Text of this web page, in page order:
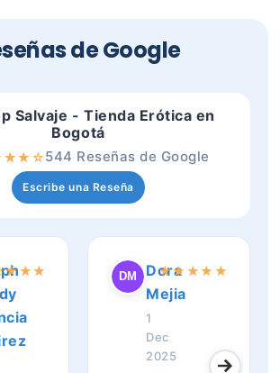
de Google
Salvaje - Tienda Erótica en
Bogotá
★★ ☆544 Reseñas de Google
Escribe una Reseña
★★★
Dora
Mejia
1
Dec
2025
★★ ★★ ★